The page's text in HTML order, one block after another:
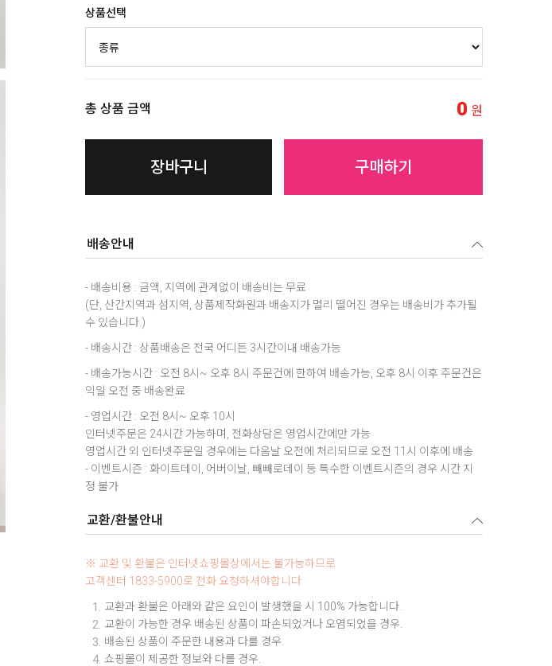
상품선택
총 상품 금액 0 원
장바구니 구매하기
배송안내
- 배송비용 : 금액, 지역에 관계없이 배송비는 무료
(단, 산간지역과 섬지역, 상품제작화원과 배송지가 멀리 떨어진 경우는 배송비가 추가될
수 있습니다.)
- 배송시간 : 상품배송은 전국 어디든 3시간이내 배송가능
- 배송가능시간 : 오전 8시~ 오후 8시 주문건에 한하여 배송가능, 오후 8시 이후 주문건은
익일 오전 중 배송완료
- 영업시간 : 오전 8시~ 오후 10시
인터넷주문은 24시간 가능하며, 전화상담은 영업시간에만 가능
영업시간 외 인터넷주문일 경우에는 다음날 오전에 처리되므로 오전 11시 이후에 배송
- 이벤트시즌 : 화이트데이, 어버이날, 빼빼로데이 등 특수한 이벤트시즌의 경우 시간 지
정 불가
교환/환불안내
※ 교환 및 환불은 인터넷쇼핑몰상에서는 불가능하므로
고객센터 1833-5900로 전화 요청하셔야합니다
교환과 환불은 아래와 같은 요인이 발생했을 시 100% 가능합니다.
교환이 가능한 경우 배송된 상품이 파손되었거나 오염되었을 경우.
배송된 상품이 주문한 내용과 다를 경우.
쇼핑몰이 제공한 정보와 다를 경우.